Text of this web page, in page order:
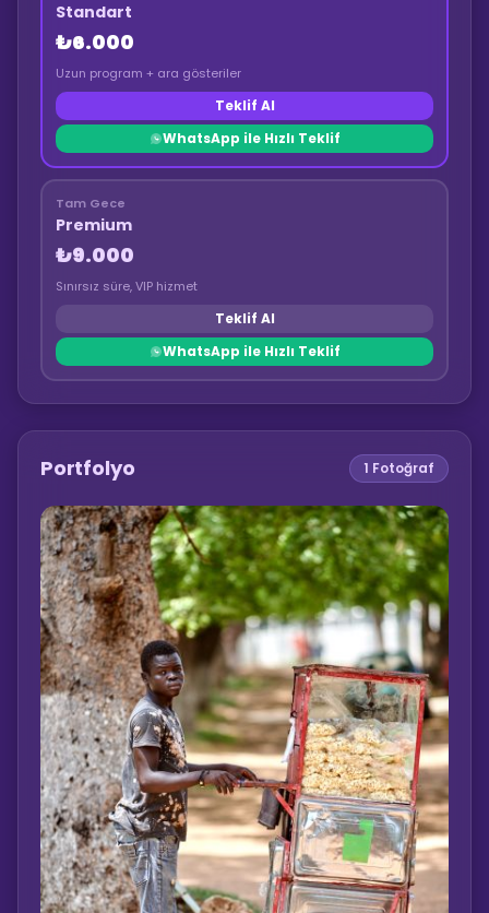
Standart
₺6.000
Uzun program + ara gösteriler
Teklif Al
WhatsApp ile Hızlı Teklif
Tam Gece
Premium
₺9.000
Sınırsız süre, VIP hizmet
Teklif Al
WhatsApp ile Hızlı Teklif
Portfolyo 1 Fotoğraf